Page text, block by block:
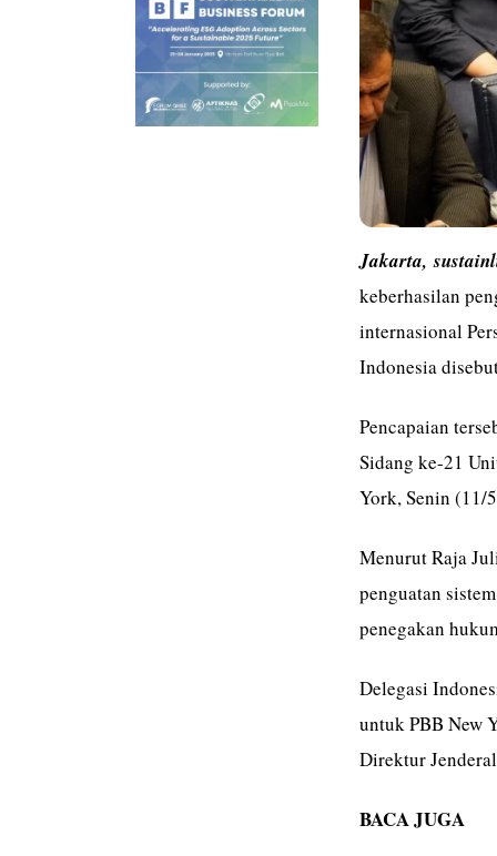
Jakarta,
keberhasilan
internasional
Indonesia
Pencapaian
Sidang ke-21
York, Senin (11/
Menurut Raja
penguatan
penegakan
Delegasi
untuk PBB New
Direktur
BACA JUGA